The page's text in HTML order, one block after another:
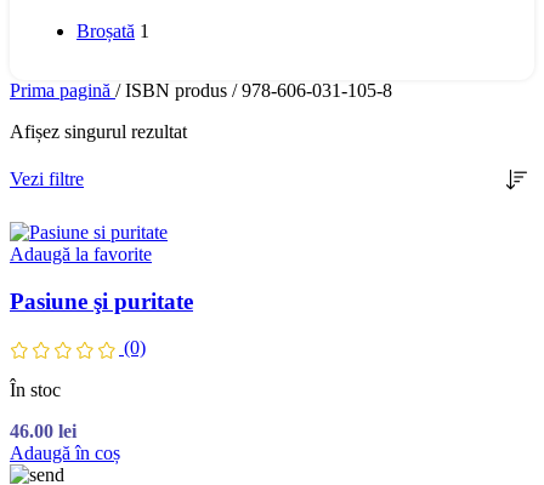
Broșată 1
Prima pagină / ISBN produs / 978-606-031-105-8
Afișez singurul rezultat
Vezi filtre
Adaugă la favorite
Pasiune şi puritate
(0)
În stoc
46.00 lei
Adaugă în coș